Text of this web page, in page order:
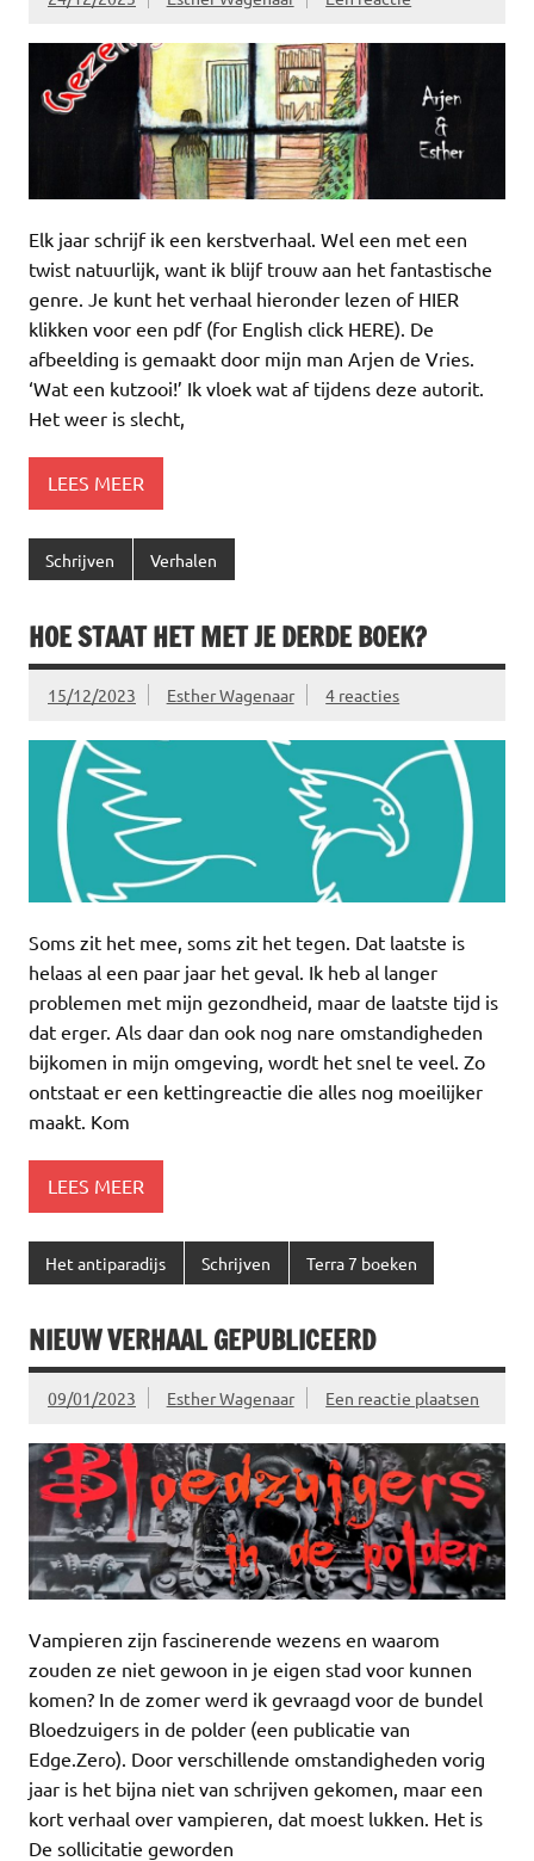
Elk jaar schrijf ik een kerstverhaal. Wel een met een
twist natuurlijk, want ik blijf trouw aan het fantastische
genre. Je kunt het verhaal hieronder lezen of HIER
klikken voor een pdf (for English click HERE). De
afbeelding is gemaakt door mijn man Arjen de Vries.
‘Wat een kutzooi!’ Ik vloek wat af tijdens deze autorit.
Het weer is slecht,
LEES MEER
Schrijven Verhalen
HOE STAAT HET MET JE DERDE BOEK?
15/12/2023 Esther Wagenaar 4 reacties
Soms zit het mee, soms zit het tegen. Dat laatste is
helaas al een paar jaar het geval. Ik heb al langer
problemen met mijn gezondheid, maar de laatste tijd is
dat erger. Als daar dan ook nog nare omstandigheden
bijkomen in mijn omgeving, wordt het snel te veel. Zo
ontstaat er een kettingreactie die alles nog moeilijker
maakt. Kom
LEES MEER
Het antiparadijs Schrijven Terra 7 boeken
NIEUW VERHAAL GEPUBLICEERD
09/01/2023 Esther Wagenaar Een reactie plaatsen
Vampieren zijn fascinerende wezens en waarom
zouden ze niet gewoon in je eigen stad voor kunnen
komen? In de zomer werd ik gevraagd voor de bundel
Bloedzuigers in de polder (een publicatie van
Edge.Zero). Door verschillende omstandigheden vorig
jaar is het bijna niet van schrijven gekomen, maar een
kort verhaal over vampieren, dat moest lukken. Het is
De sollicitatie geworden